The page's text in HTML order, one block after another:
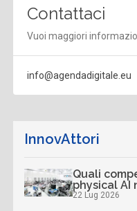
Contattaci
Vuoi maggiori
info@agendadigitale.eu
InnovAttori
Quali
physical AI
22 Lug 2026